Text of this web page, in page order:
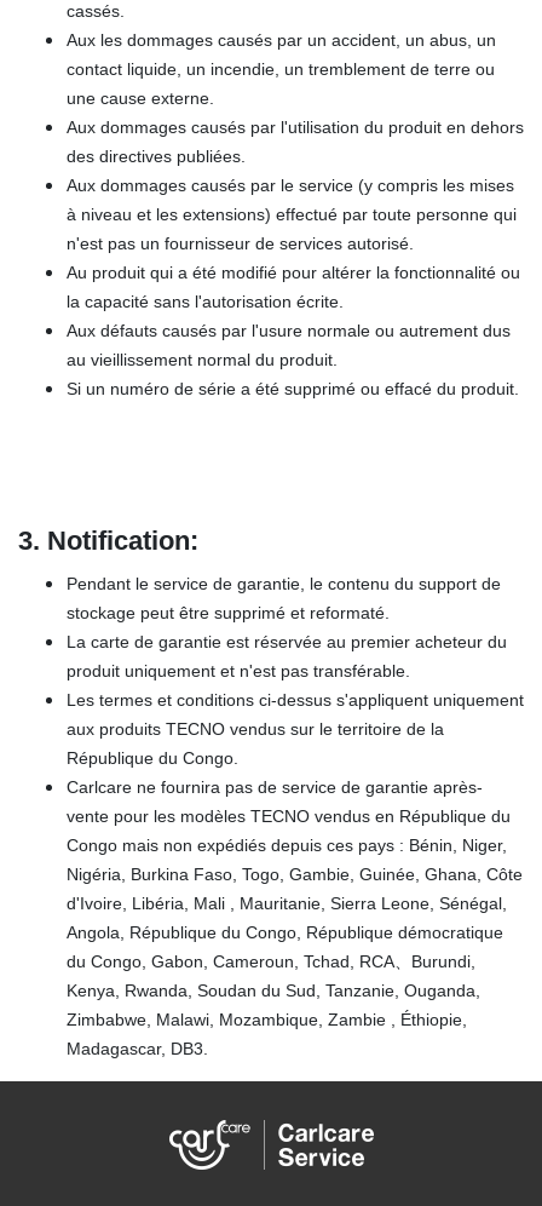
cassés.
Aux les dommages causés par un accident, un abus, un
contact liquide, un incendie, un tremblement de terre ou
une cause externe.
Aux dommages causés par l'utilisation du produit en dehors
des directives publiées.
Aux dommages causés par le service (y compris les mises
à niveau et les extensions) effectué par toute personne qui
n'est pas un fournisseur de services autorisé.
Au produit qui a été modifié pour altérer la fonctionnalité ou
la capacité sans l'autorisation écrite.
Aux défauts causés par l'usure normale ou autrement dus
au vieillissement normal du produit.
Si un numéro de série a été supprimé ou effacé du produit.
3. Notification:
Pendant le service de garantie, le contenu du support de
stockage peut être supprimé et reformaté.
La carte de garantie est réservée au premier acheteur du
produit uniquement et n'est pas transférable.
Les termes et conditions ci-dessus s'appliquent uniquement
aux produits TECNO vendus sur le territoire de la
République du Congo.
Carlcare ne fournira pas de service de garantie après-
vente pour les modèles TECNO vendus en République du
Congo mais non expédiés depuis ces pays : Bénin, Niger,
Nigéria, Burkina Faso, Togo, Gambie, Guinée, Ghana, Côte
d'Ivoire, Libéria, Mali , Mauritanie, Sierra Leone, Sénégal,
Angola, République du Congo, République démocratique
du Congo, Gabon, Cameroun, Tchad, RCA、Burundi,
Kenya, Rwanda, Soudan du Sud, Tanzanie, Ouganda,
Zimbabwe, Malawi, Mozambique, Zambie , Éthiopie,
Madagascar, DB3.